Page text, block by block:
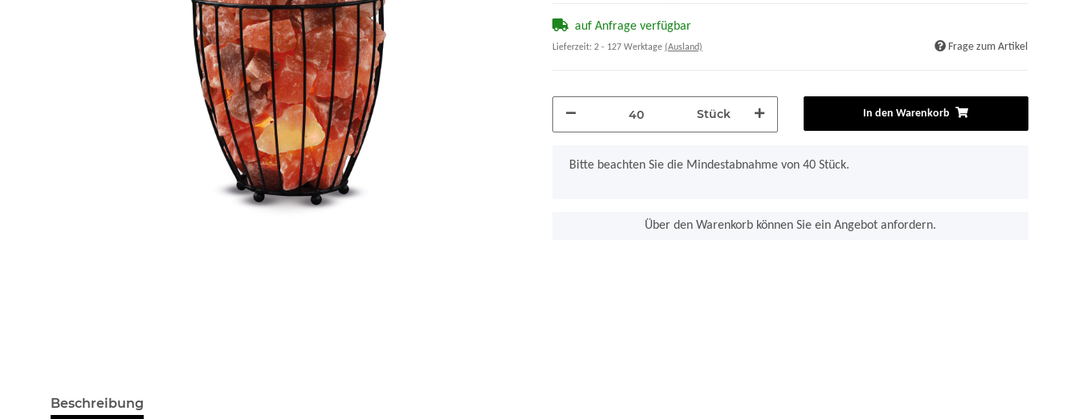
auf Anfrage verfügbar
Lieferzeit: 2 - 127 Werktage (Ausland) Frage zum Artikel
Stück In den Warenkorb
xBitte beachten Sie die Mindestabnahme von 40 Stück.
Über den Warenkorb können Sie ein Angebot anfordern.
Beschreibung